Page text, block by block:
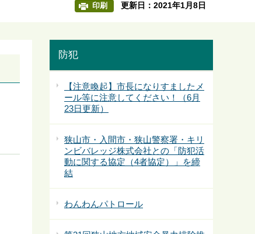
印刷 更新日：2021年1月8日
防犯
【注意喚起】市長になりすましたメ
ール等に注意してください！（6月
23日更新）
狭山市・入間市・狭山警察署・キリ
ンビバレッジ株式会社との「防犯活
動に関する協定（4者協定）」を締
結
わんわんパトロール